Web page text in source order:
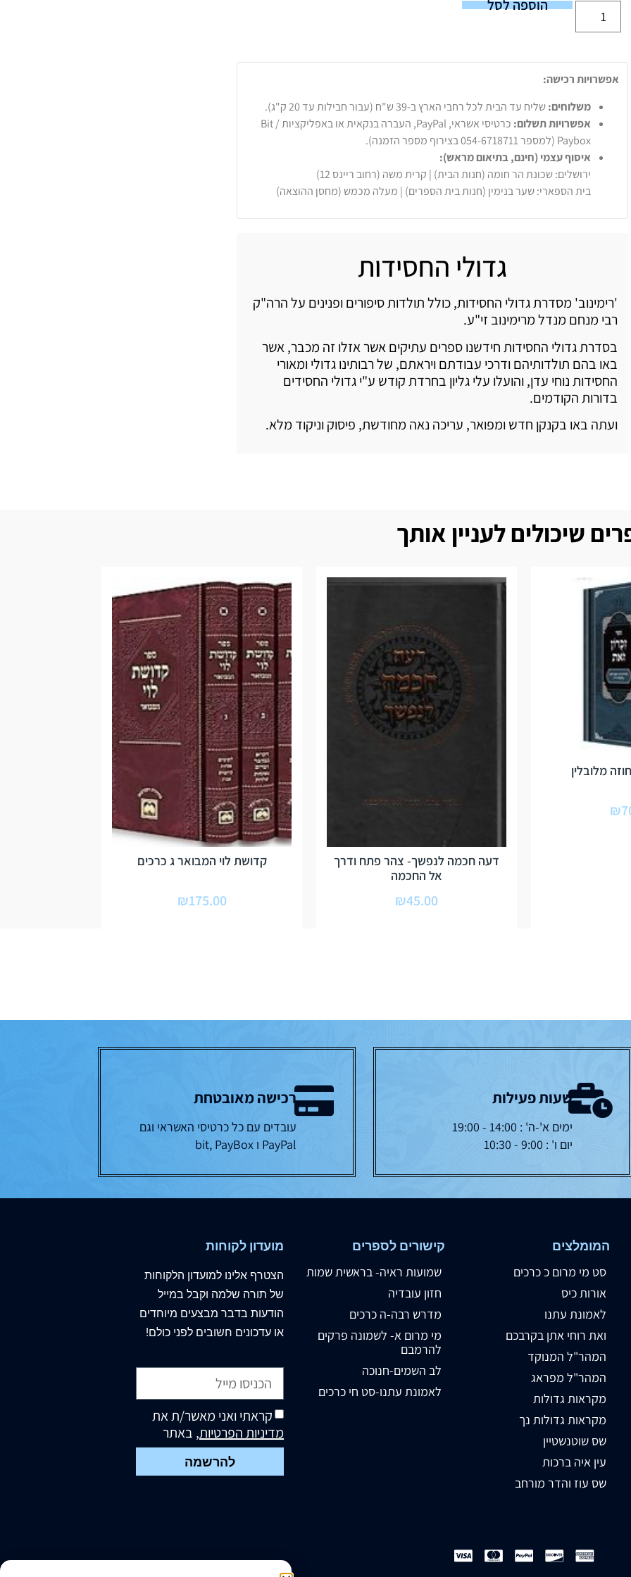
הוספה לסל
אפשרויות רכישה:
משלוחים:שליח עד הבית לכל רחבי הארץ ב-39 ש"ח (עבור חבילות עד 20 ק"ג).
אפשרויות תשלום:
כרטיסי אשראי, PayPal, העברה בנקאית או באפליקציות Bit /
Paybox (למספר 054-6718711 בצירוף מספר הזמנה).
איסוף עצמי (חינם, בתיאום מראש):
ירושלים: שכונת הר חומה (חנות הבית) | קרית משה (רחוב ריינס 12)
בית הספארי: שער בנימין (חנות בית הספרים) | מעלה מכמש (מחסן ההוצאה)
גדולי החסידות
'רימינוב' מסדרת גדולי החסידות, כולל תולדות סיפורים ופנינים על הרה"ק
רבי מנחם מנדל מרימינוב זי"ע.
בסדרת גדולי החסידות חידשנו ספרים עתיקים אשר אזלו זה מכבר, אשר
באו בהם תולדותיהם ודרכי עבודתם ויראתם, של רבותינו גדולי ומאורי
החסידות נוחי עדן, והועלו עלי גליון בחרדת קודש ע"י גדולי החסידים
בדורות הקודמים.
ועתה באו בקנקן חדש ומפואר, עריכה נאה מחודשת, פיסוק וניקוד מלא.
שיכולים לעניין אותך
מלובלין
₪
דעה חכמה לנפשך- צהר פתח ודרך
אל החכמה
₪45.00
קדושת לוי המבואר ג כרכים
₪175.00
שעות פעילות
ימים א'-ה' : 14:00 - 19:00
יום ו' : 9:00 - 10:30
רכישה מאובטחת
עובדים עם כל כרטיסי האשראי וגם
PayPal ו bit, PayBox
המומלצים
סט מי מרום כ כרכים
אורות כיס
לאמונת עתנו
ואת רוחי אתן בקרבכם
המהר"ל המנוקד
המהר"ל מפראג
מקראות גדולות
מקראות גדולות נך
שס שוטנשטיין
עין איה ברכות
שס עוז והדר מורחב
קישורים לספרים
שמועות ראיה- בראשית שמות
חזון עובדיה
מדרש רבה-ה כרכים
מי מרום א- לשמונה פרקים
להרמבם
לב השמים-חנוכה
לאמונת עתנו-סט חי כרכים
מועדון לקוחות
הצטרף אלינו למועדון הלקוחות
של תורה שלמה וקבל במייל
הודעות בדבר מבצעים מיוחדים
או עדכונים חשובים לפני כולם!
קראתי ואני מאשר/ת את
מדיניות הפרטיות, באתר
להרשמה